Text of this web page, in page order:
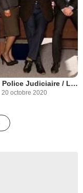
Londres Police Judiciaire / London District
20 octobre 2020